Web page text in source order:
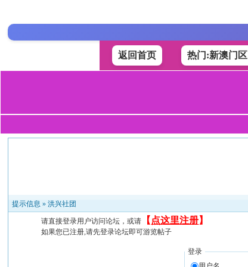
返回首页 热门:新澳门区
提示信息 »洪兴社团
请直接登录用户访问论坛，或请 【 点这里注册】
如果您已注册,请先登录论坛即可游览帖子
登录